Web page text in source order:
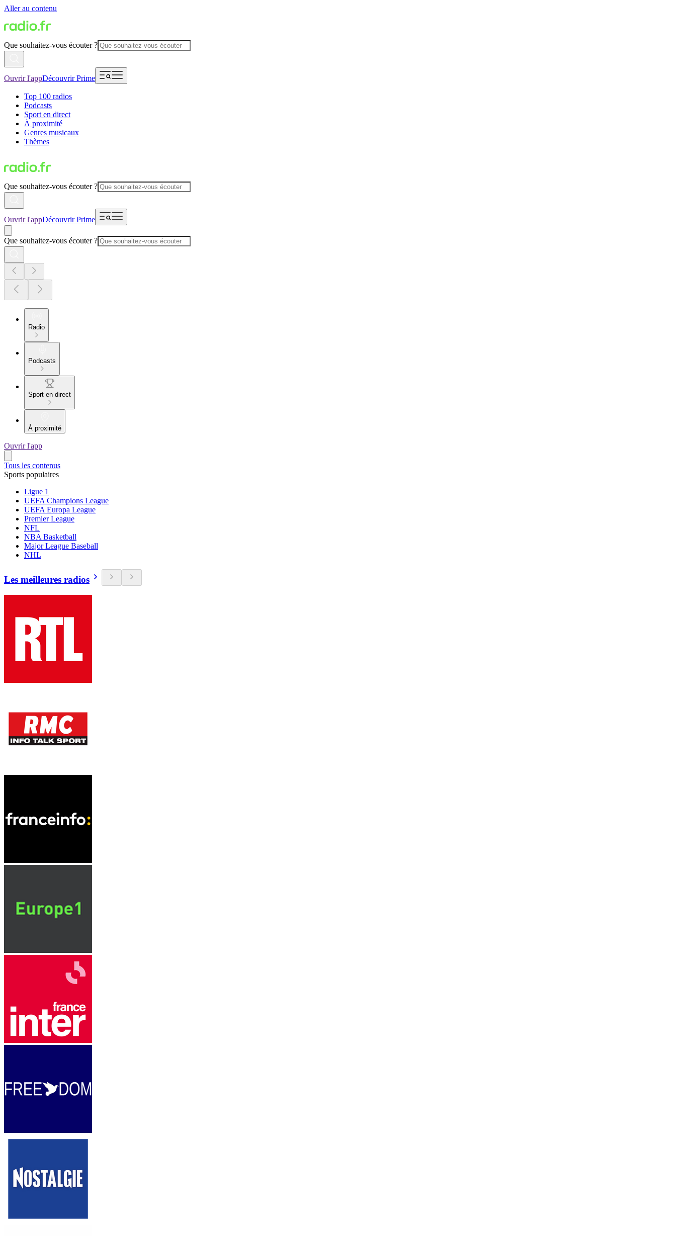
Aller au contenu
Que souhaitez-vous écouter ?
Ouvrir l'appDécouvrir Prime
Top 100 radios
Podcasts
Sport en direct
À proximité
Genres musicaux
Thèmes
Que souhaitez-vous écouter ?
Ouvrir l'appDécouvrir Prime
Que souhaitez-vous écouter ?
Radio
Podcasts
Sport en direct
À proximité
Ouvrir l'app
Tous les contenus
Sports populaires
Ligue 1
UEFA Champions League
UEFA Europa League
Premier League
NFL
NBA Basketball
Major League Baseball
NHL
Les meilleures radios